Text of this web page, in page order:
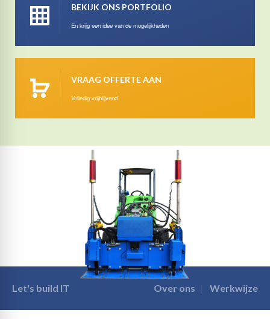
BEKIJK ONS PORTFOLIO
En krijg een idee van de mogelijkheden
VRAAG OFFERTE AAN
Volledig vrijblijvend
Let's build IT Over ons Werkwijze